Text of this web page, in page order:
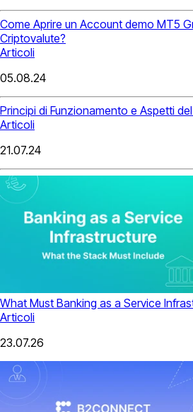
Come Aprire un Account demo MT5
Criptovalute?
Articoli
05.08.24
Principi di Funzionamento e Aspetti
Articoli
21.07.24
What Must Banking as a Service
Articoli
23.07.26